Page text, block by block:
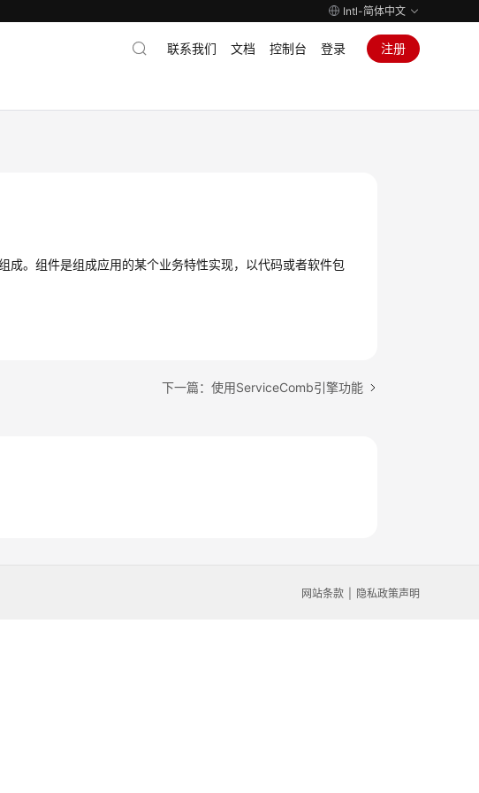
Intl-简体中文
联系我们 文档 控制台 登录 注册
成。组件是组成应用的某个业务特性实现，以代码或者软件包
下一篇：使用ServiceComb引擎功能
网站条款 隐私政策声明